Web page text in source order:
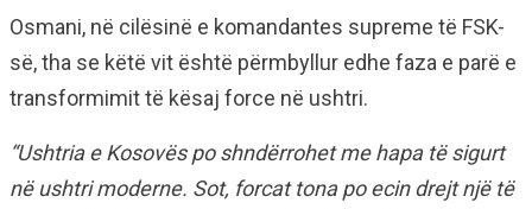
Osmani, në cilësinë e komandantes supreme të FSK-
së, tha se këtë vit është përmbyllur edhe faza e parë e
transformimit të kësaj force në ushtri.
“Ushtria e Kosovës po shndërrohet me hapa të sigurt
në ushtri moderne. Sot, forcat tona po ecin drejt një të